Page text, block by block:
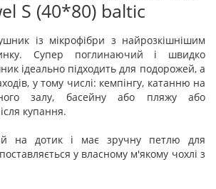
S (40*80) baltic
із мікрофібри з найрозкішнішим
Супер поглинаючий і швидко
ідеально підходить для подорожей, а
у тому числі: кемпінгу, катанню на
залу, басейну або пляжу або
купання.
на дотик і має зручну петлю для
у власному м'якому чохлі з